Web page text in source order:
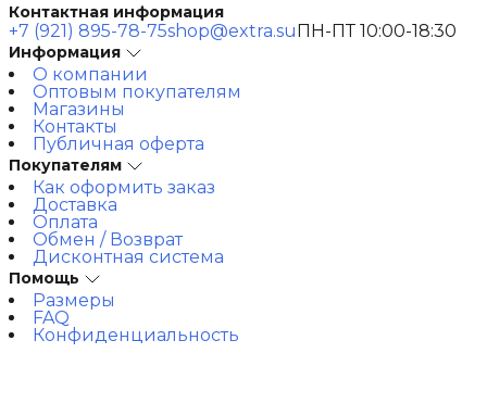
Контактная информация
+7 (921) 895-78-75shop@extra.suПН-ПТ 10:00-18:30
Информация
О компании
Оптовым покупателям
Магазины
Контакты
Публичная оферта
Покупателям
Как оформить заказ
Доставка
Оплата
Обмен / Возврат
Дисконтная система
Помощь
Размеры
FAQ
Конфиденциальность